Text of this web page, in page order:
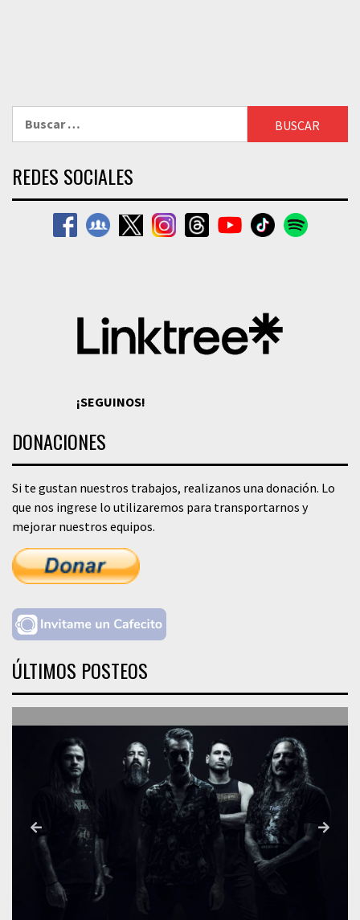
REDES SOCIALES
¡SEGUINOS!
DONACIONES
Si te gustan nuestros trabajos, realizanos una donación. Lo
que nos ingrese lo utilizaremos para transportarnos y
mejorar nuestros equipos.
ÚLTIMOS POSTEOS